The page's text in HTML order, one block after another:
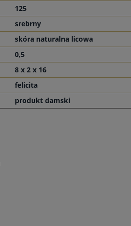
125
srebrny
skóra naturalna licowa
0,5
8 x 2 x 16
felicita
produkt damski